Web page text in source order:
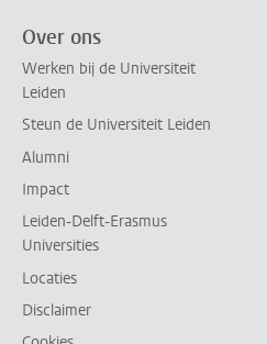
Over ons
Werken bij de Universiteit
Leiden
Steun de Universiteit Leiden
Alumni
Impact
Leiden-Delft-Erasmus
Universities
Locaties
Disclaimer